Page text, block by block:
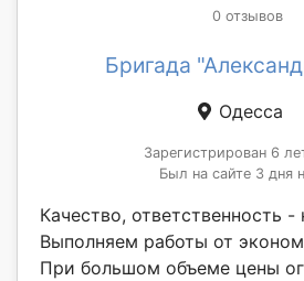
0 отзывов
Бригада
Одесса
Зарегистрирован 6
Был на сайте 3 дня
Качество, ответственность
Выполняем работы от
При большом объеме цены